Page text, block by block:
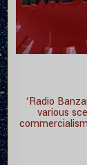
‘Radio
various